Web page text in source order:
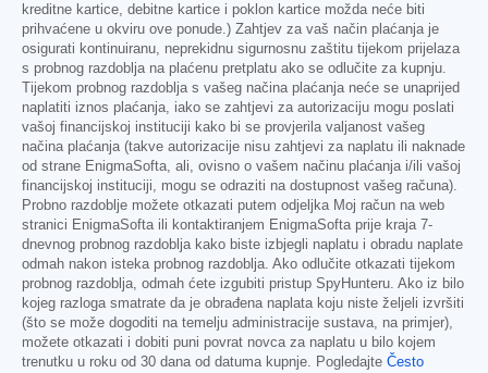
kreditne kartice, debitne kartice i poklon kartice možda neće biti
prihvaćene u okviru ove ponude.) Zahtjev za vaš način plaćanja je
osigurati kontinuiranu, neprekidnu sigurnosnu zaštitu tijekom prijelaza
s probnog razdoblja na plaćenu pretplatu ako se odlučite za kupnju.
Tijekom probnog razdoblja s vašeg načina plaćanja neće se unaprijed
naplatiti iznos plaćanja, iako se zahtjevi za autorizaciju mogu poslati
vašoj financijskoj instituciji kako bi se provjerila valjanost vašeg
načina plaćanja (takve autorizacije nisu zahtjevi za naplatu ili naknade
od strane EnigmaSofta, ali, ovisno o vašem načinu plaćanja i/ili vašoj
financijskoj instituciji, mogu se odraziti na dostupnost vašeg računa).
Probno razdoblje možete otkazati putem odjeljka Moj račun na web
stranici EnigmaSofta ili kontaktiranjem EnigmaSofta prije kraja 7-
dnevnog probnog razdoblja kako biste izbjegli naplatu i obradu naplate
odmah nakon isteka probnog razdoblja. Ako odlučite otkazati tijekom
probnog razdoblja, odmah ćete izgubiti pristup SpyHunteru. Ako iz bilo
kojeg razloga smatrate da je obrađena naplata koju niste željeli izvršiti
(što se može dogoditi na temelju administracije sustava, na primjer),
možete otkazati i dobiti puni povrat novca za naplatu u bilo kojem
trenutku u roku od 30 dana od datuma kupnje. Pogledajte Često